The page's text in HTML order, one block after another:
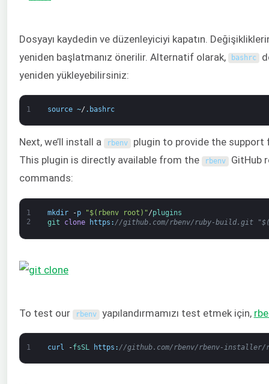
Dosyayı kaydedin ve düzenleyiciyi kapatın.
yeniden başlatmanız önerilir. Alternatif olarak,
bashrc
yeniden yükleyebilirsiniz:
1 source ~/ . bashrc
Next, we’ll install a rbenv plugin to provide the
This plugin is directly available from the
rbenv GitHub
commands:
1
2
mkdir -p "$(rbenv root)"/plugins
git
clone https : //github.com/rbenv/ruby-build.git
To test our rbenv yapılandırmamızı test etmek için,
1 curl -fsSL https : //github.com/rbenv/rbenv-installer/